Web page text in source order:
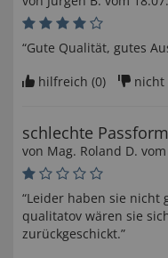
“Gute Qualität, gutes
hilfreich (0) nicht
schlechte Passform
von Mag. Roland D. vom
“Leider haben sie nicht
qualitatov wären sie
zurückgeschickt.”